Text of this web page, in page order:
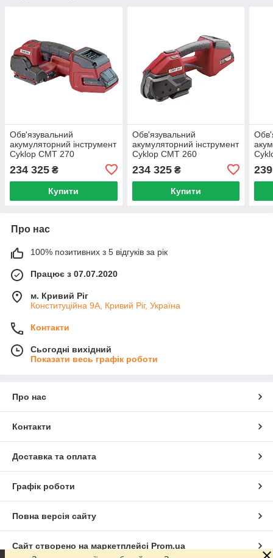
Обв'язувальний
акумуляторний інструмент
Cyklop CMT 270
234 325 ₴
Купити
Обв'язувальний
акумуляторний інструмент
Cyklop CMT 260
234 325₴
Купити
Про нас
100% позитивних з 5 відгуків за рік
Працює з 07.07.2020
м. Кривий Ріг
Конституційна 9А, Кривий Ріг, Україна
Контакти
Сьогодні вихідний
Показати весь графік роботи
Про нас
Контакти
Доставка та оплата
Графік роботи
Повна версія сайту
Сайт створено на маркетплейсі Prom.ua